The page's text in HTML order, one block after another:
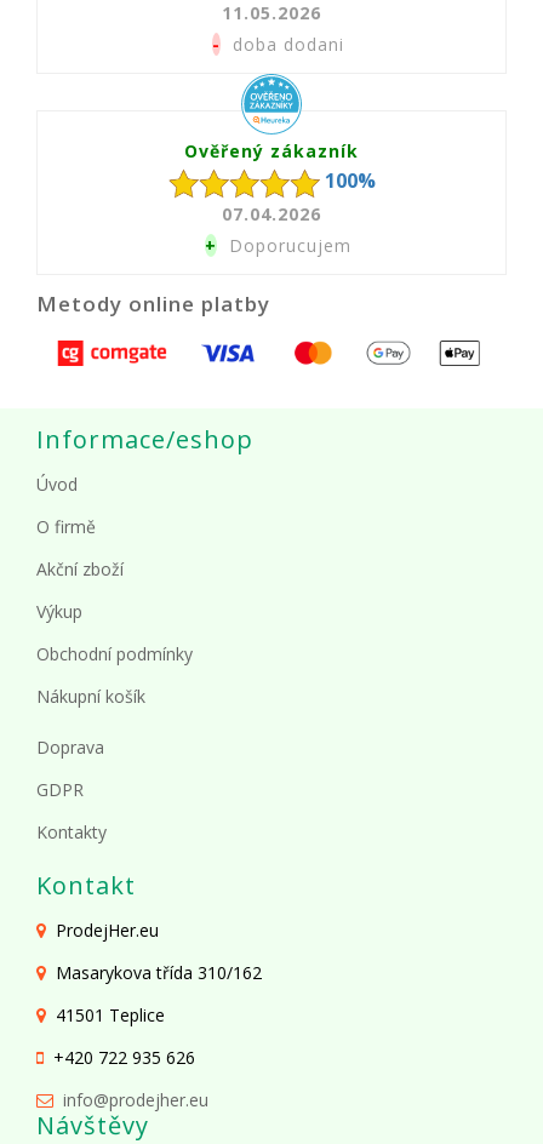
11.05.2026
-doba dodani
Ověřený zákazník
100%
07.04.2026
+Doporucujem
Metody online platby
Informace/eshop
Úvod
O firmě
Akční zboží
Výkup
Obchodní podmínky
Nákupní košík
Doprava
GDPR
Kontakty
Kontakt
ProdejHer.eu
Masarykova třída 310/162
41501 Teplice
+420 722 935 626
info@prodejher.eu
Návštěvy